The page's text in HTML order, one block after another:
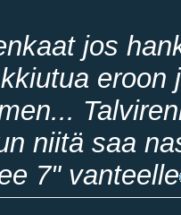
jos
niitä saa
7" vanteelle